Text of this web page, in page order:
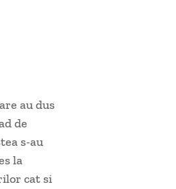
au dus
de
s-au
la
cat si